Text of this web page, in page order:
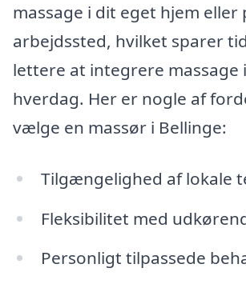
massage i dit eget hjem eller
arbejdssted, hvilket sparer
lettere at integrere massage
hverdag. Her er nogle af
vælge en massør i Bellinge:
Tilgængelighed af lokale
Fleksibilitet med
Personligt tilpassede